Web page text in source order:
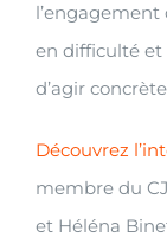
l’engagement
en difficulté
d’agir
Découvrez
membre du
et Héléna